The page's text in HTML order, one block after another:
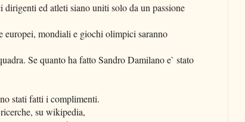
ed atleti siano uniti solo da un passione
europei, mondiali e giochi olimpici saranno
Se quanto ha fatto Sandro Damilano e` stato
stati fatti i complimenti.
su wikipedia,